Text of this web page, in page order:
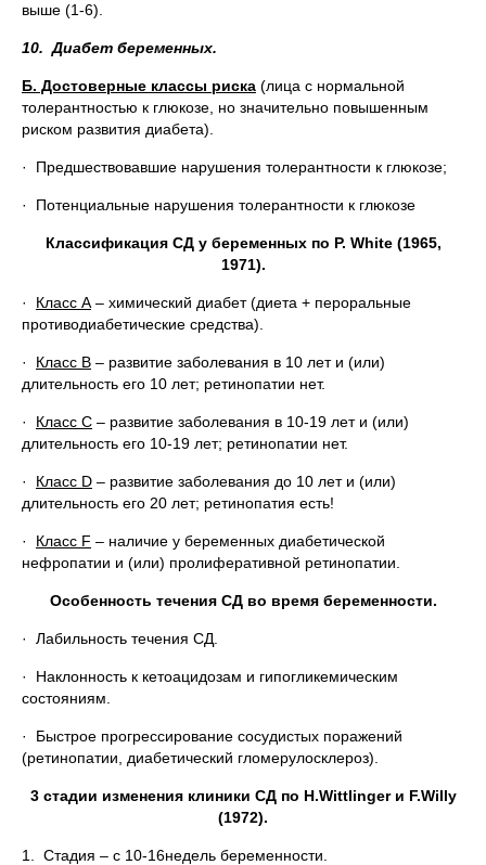
выше (1-6).
10.Диабет беременных.
Б. Достоверные классы риска (лица с нормальной
толерантностью к глюкозе, но значительно повышенным
риском развития диабета).
· Предшествовавшие нарушения толерантности к глюкозе;
· Потенциальные нарушения толерантности к глюкозе
Классификация СД у беременных по P. White (1965,
1971).
· Класс А – химический диабет (диета + пероральные
противодиабетические средства).
· Класс В – развитие заболевания в 10 лет и (или)
длительность его 10 лет; ретинопатии нет.
· Класс С – развитие заболевания в 10-19 лет и (или)
длительность его 10-19 лет; ретинопатии нет.
· Класс D – развитие заболевания до 10 лет и (или)
длительность его 20 лет; ретинопатия есть!
· Класс F – наличие у беременных диабетической
нефропатии и (или) пролиферативной ретинопатии.
Особенность течения СД во время беременности.
· Лабильность течения СД.
· Наклонность к кетоацидозам и гипогликемическим
состояниям.
· Быстрое прогрессирование сосудистых поражений
(ретинопатии, диабетический гломерулосклероз).
3 стадии изменения клиники СД по H.Wittlinger и F.Willy
(1972).
1. Стадия – с 10-16недель беременности.